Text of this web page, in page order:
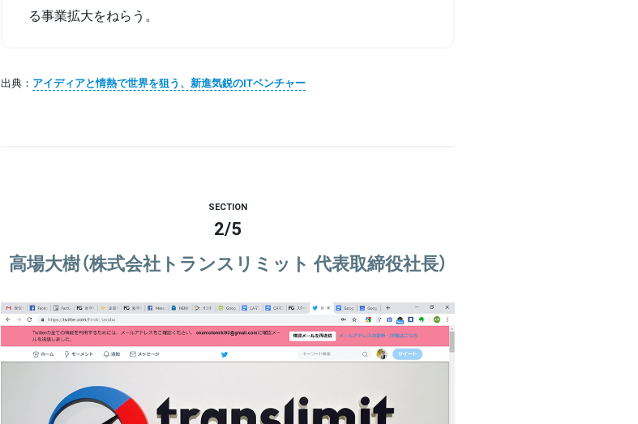
る事業拡大をねらう。
出典： アイディアと情熱で世界を狙う、新進気鋭のITベンチャー
SECTION
2/5
高場大樹（株式会社トランスリミット 代表取締役社長）